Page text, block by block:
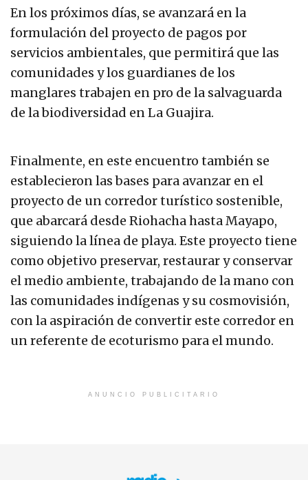
En los próximos días, se avanzará en la
formulación del proyecto de pagos por
servicios ambientales, que permitirá que las
comunidades y los guardianes de los
manglares trabajen en pro de la salvaguarda
de la biodiversidad en La Guajira.
Finalmente, en este encuentro también se
establecieron las bases para avanzar en el
proyecto de un corredor turístico sostenible,
que abarcará desde Riohacha hasta Mayapo,
siguiendo la línea de playa. Este proyecto tiene
como objetivo preservar, restaurar y conservar
el medio ambiente, trabajando de la mano con
las comunidades indígenas y su cosmovisión,
con la aspiración de convertir este corredor en
un referente de ecoturismo para el mundo.
ANUNCIO PUBLICITARIO